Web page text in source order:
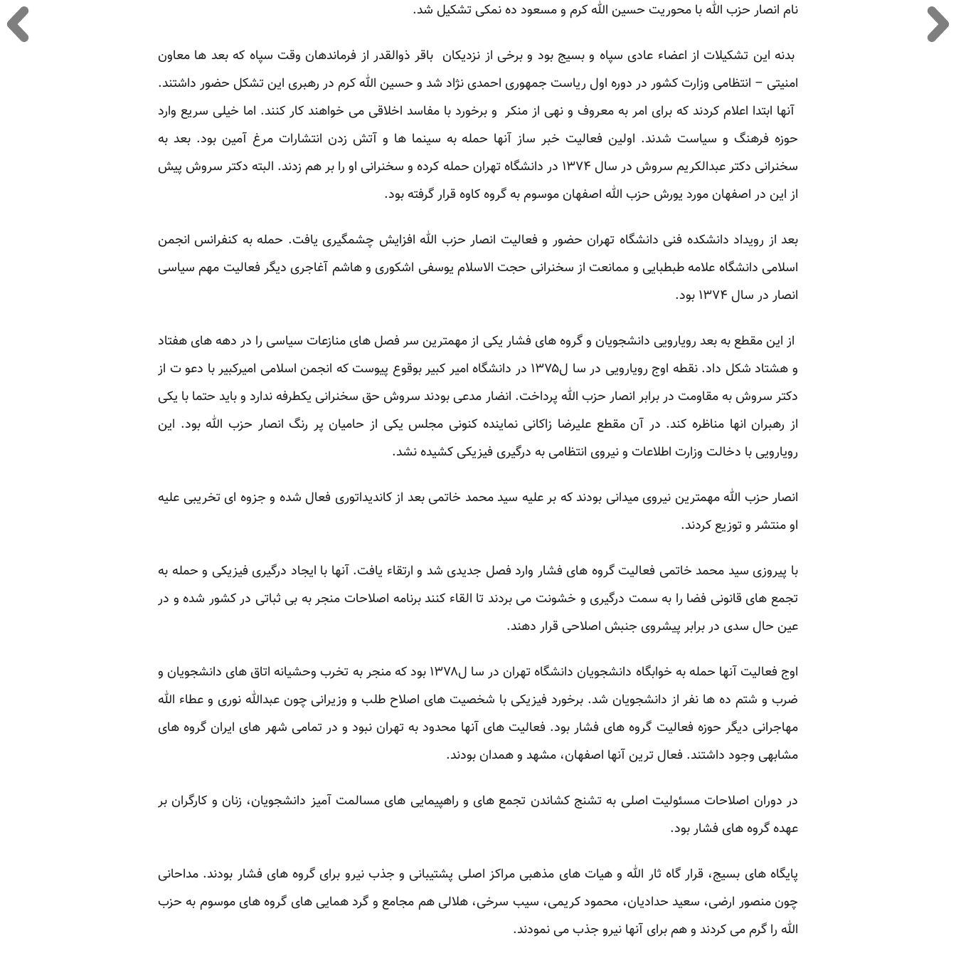
نام انصار حزب الله با محوریت حسین الله کرم و مسعود ده نمکی تشکیل شد.
بدنه این تشکیلات از اعضاء عادی سپاه و بسیج بود و برخی از نزدیکان باقر ذوالقدر از فرماندهان وقت سپاه که بعد ها معاون
امنیتی – انتظامی وزارت کشور در دوره اول ریاست جمهوری احمدی نژاد شد و حسین الله کرم در رهبری این تشکل حضور داشتند.
آنها ابتدا اعلام کردند که برای امر به معروف و نهی از منکر و برخورد با مفاسد اخلاقی می خواهند کار کنند. اما خیلی سریع وارد
حوزه فرهنگ و سیاست شدند. اولین فعالیت خبر ساز آنها حمله به سینما ها و آتش زدن انتشارات مرغ آمین بود. بعد به
سخنرانی دکتر عبدالکریم سروش در سال ۱۳۷۴ در دانشگاه تهران حمله کرده و سخنرانی او را بر هم زدند. البته دکتر سروش پیش
از این در اصفهان مورد یورش حزب الله اصفهان موسوم به گروه کاوه قرار گرفته بود.
بعد از رویداد دانشکده فنی دانشگاه تهران حضور و فعالیت انصار حزب الله افزایش چشمگیری یافت. حمله به کنفرانس انجمن
اسلامی دانشگاه علامه طبطبایی و ممانعت از سخنرانی حجت الاسلام یوسفی اشکوری و هاشم آغاجری دیگر فعالیت مهم سیاسی
انصار در سال ۱۳۷۴ بود.
از این مقطع به بعد رویارویی دانشجویان و گروه های فشار یکی از مهمترین سر فصل های منازعات سیاسی را در دهه های هفتاد
و هشتاد شکل داد. نقطه اوج رویارویی در سا ل۱۳۷۵ در دانشگاه امیر کبیر بوقوع پیوست که انجمن اسلامی امیرکبیر با دعو ت از
دکتر سروش به مقاومت در برابر انصار حزب الله پرداخت. انضار مدعی بودند سروش حق سخنرانی یکطرفه ندارد و باید حتما با یکی
از رهبران انها مناظره کند. در آن مقطع علیرضا زاکانی نماینده کنونی مجلس یکی از حامیان پر رنگ انصار حزب الله بود. این
رویارویی با دخالت وزارت اطلاعات و نیروی انتظامی به درگیری فیزیکی کشیده نشد.
انصار حزب الله مهمترین نیروی میدانی بودند که بر علیه سید محمد خاتمی بعد از کاندیداتوری فعال شده و جزوه ای تخریبی علیه
او منتشر و توزیع کردند.
با پیروزی سید محمد خاتمی فعالیت گروه های فشار وارد فصل جدیدی شد و ارتقاء یافت. آنها با ایجاد درگیری فیزیکی و حمله به
تجمع های قانونی فضا را به سمت درگیری و خشونت می بردند تا القاء کنند برنامه اصلاحات منجر به بی ثباتی در کشور شده و در
عین حال سدی در برابر پیشروی جنبش اصلاحی قرار دهند.
اوج فعالیت آنها حمله به خوابگاه دانشجویان دانشگاه تهران در سا ل۱۳۷۸ بود که منجر به تخرب وحشیانه اتاق های دانشجویان و
ضرب و شتم ده ها نفر از دانشجویان شد. برخورد فیزیکی با شخصیت های اصلاح طلب و وزیرانی چون عبدالله نوری و عطاء الله
مهاجرانی دیگر حوزه فعالیت گروه های فشار بود. فعالیت های آنها محدود به تهران نبود و در تمامی شهر های ایران گروه های
مشابهی وجود داشتند. فعال ترین آنها اصفهان، مشهد و همدان بودند.
در دوران اصلاحات مسئولیت اصلی به تشنج کشاندن تجمع های و راهپیمایی های مسالمت آمیز دانشجویان، زنان و کارگران بر
عهده گروه های فشار بود.
پایگاه های بسیج، قرار گاه ثار الله و هیات های مذهبی مراکز اصلی پشتیبانی و جذب نیرو برای گروه های فشار بودند. مداحانی
چون منصور ارضی، سعید حدادیان، محمود کریمی، سیب سرخی، هلالی هم مجامع و گرد همایی های گروه های موسوم به حزب
الله را گرم می کردند و هم برای آنها نیرو جذب می نمودند.